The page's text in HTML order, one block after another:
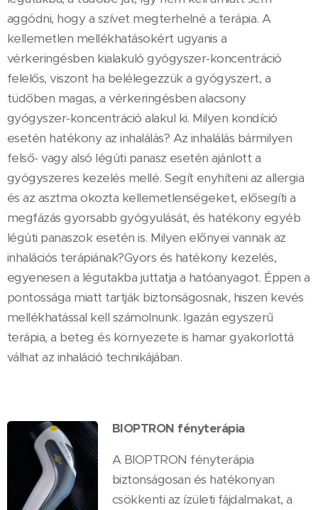
aggódni, hogy a szívet megterhelné a terápia. A
kellemetlen mellékhatásokért ugyanis a
vérkeringésben kialakuló gyógyszer-koncentráció
felelős, viszont ha belélegezzük a gyógyszert, a
tüdőben magas, a vérkeringésben alacsony
gyógyszer-koncentráció alakul ki. Milyen kondíció
esetén hatékony az inhalálás? Az inhalálás bármilyen
felső- vagy alsó légúti panasz esetén ajánlott a
gyógyszeres kezelés mellé. Segít enyhíteni az allergia
és az asztma okozta kellemetlenségeket, elősegíti a
megfázás gyorsabb gyógyulását, és hatékony egyéb
légúti panaszok esetén is. Milyen előnyei vannak az
inhalációs terápiának?Gyors és hatékony kezelés,
egyenesen a légutakba juttatja a hatóanyagot. Éppen a
pontossága miatt tartják biztonságosnak, hiszen kevés
mellékhatással kell számolnunk. Igazán egyszerű
terápia, a beteg és környezete is hamar gyakorlottá
válhat az inhaláció technikájában.
BIOPTRON fényterápia
A BIOPTRON fényterápia
biztonságosan és hatékonyan
csökkenti az ízületi fájdalmakat, a